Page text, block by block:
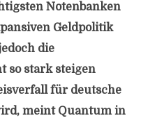
Notenbanken
Geldpolitik
die
so stark steigen
für deutsche
meint Quantum in